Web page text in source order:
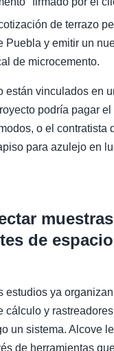
de terrazo
Puebla y emitir un
de microcemento.
están vinculados en
podría pagar el
o el contratista
para azulejo en
de
estudios ya
cálculo y
un sistema. Alcove
de herramientas